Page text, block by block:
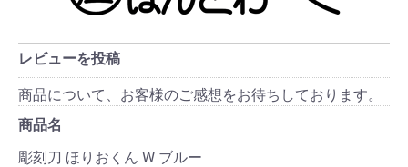
レビューを投稿
商品について、お客様のご感想をお待ちしております。
商品名
彫刻刀 ほりおくん W ブルー